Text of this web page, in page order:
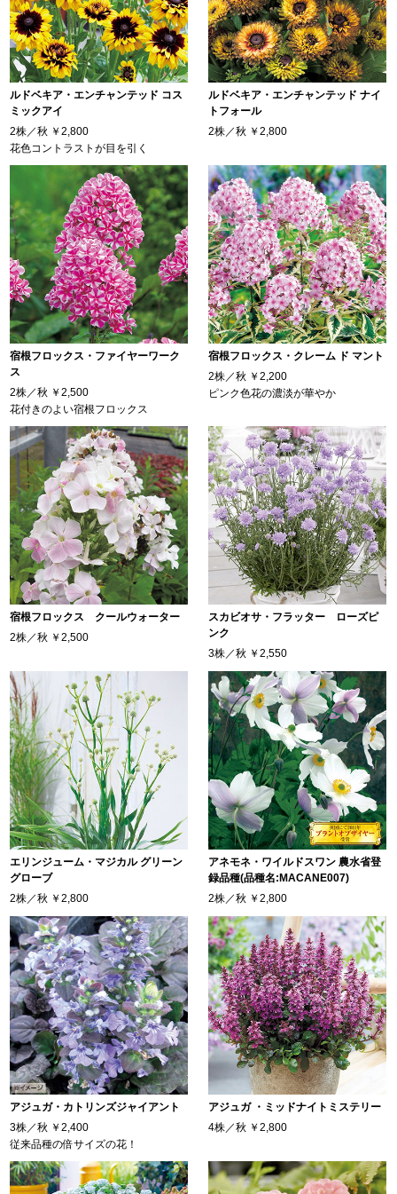
ルドベキア・エンチャンテッド コス
ミックアイ
2株／秋 ￥2,800
花色コントラストが目を引く
ルドベキア・エンチャンテッド ナイ
トフォール
2株／秋 ￥2,800
宿根フロックス・ファイヤーワーク
ス
2株／秋 ￥2,500
花付きのよい宿根フロックス
宿根フロックス・クレーム ド マント
2株／秋 ￥2,200
ピンク色花の濃淡が華やか
宿根フロックス クールウォーター
2株／秋 ￥2,500
スカビオサ・フラッター ローズピ
ンク
3株／秋 ￥2,550
エリンジューム・マジカル グリーン
グローブ
2株／秋 ￥2,800
アネモネ・ワイルドスワン 農水省登
録品種(品種名:MACANE007)
2株／秋 ￥2,800
アジュガ・カトリンズジャイアント
3株／秋 ￥2,400
従来品種の倍サイズの花！
アジュガ ・ミッドナイトミステリー
4株／秋 ￥2,800